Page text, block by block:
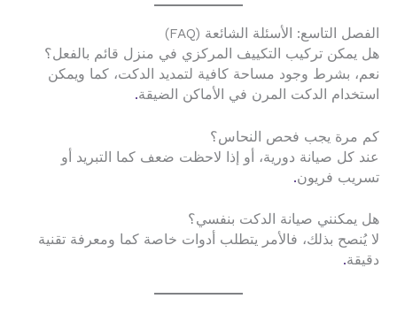
الفصل التاسع: الأسئلة الشائعة (FAQ)
هل يمكن تركيب التكييف المركزي في منزل قائم بالفعل؟
نعم، بشرط وجود مساحة كافية لتمديد الدكت، كما ويمكن
استخدام الدكت المرن في الأماكن الضيقة.
كم مرة يجب فحص النحاس؟
عند كل صيانة دورية، أو إذا لاحظت ضعف كما التبريد أو
تسريب فريون.
هل يمكنني صيانة الدكت بنفسي؟
لا يُنصح بذلك، فالأمر يتطلب أدوات خاصة كما ومعرفة تقنية
دقيقة.